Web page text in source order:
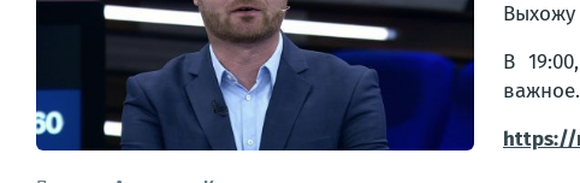
Выхожу
В
важное.
https://